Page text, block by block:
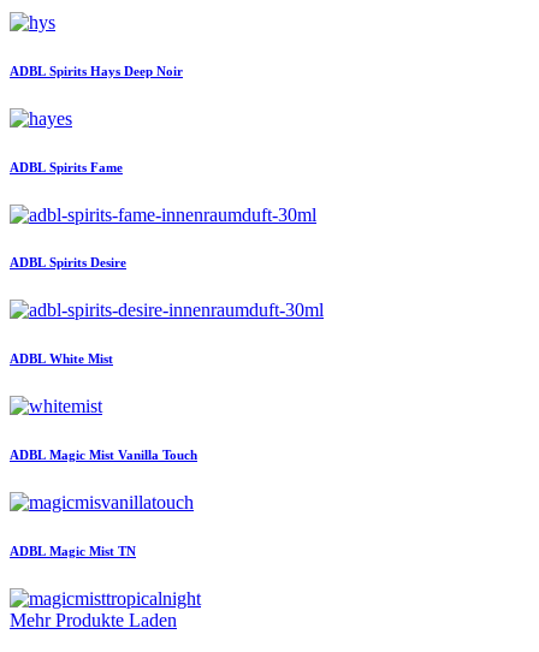
ADBL Spirits Hays Deep Noir
ADBL Spirits Fame
ADBL Spirits Desire
ADBL White Mist
ADBL Magic Mist Vanilla Touch
ADBL Magic Mist TN
Mehr Produkte Laden